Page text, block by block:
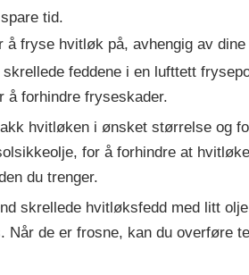
tid.
å fryse hvitløk på, avhengig av
skrellede feddene i en lufttett
å forhindre fryseskader.
hvitløken i ønsket størrelse og
for å forhindre at
du trenger.
skrellede hvitløksfedd med litt
Når de er frosne, kan du overføre